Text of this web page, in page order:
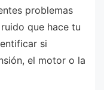
problemas
que hace tu
si
el motor o la